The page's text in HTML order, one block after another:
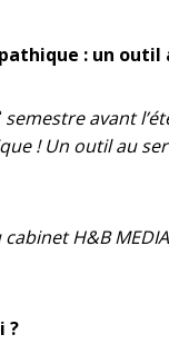
: un
semestre avant
! Un outil au
H&B
?